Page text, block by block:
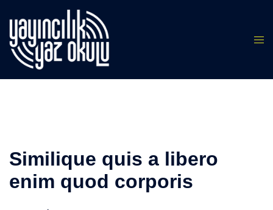
atla
Similique quis a libero
enim quod corporis